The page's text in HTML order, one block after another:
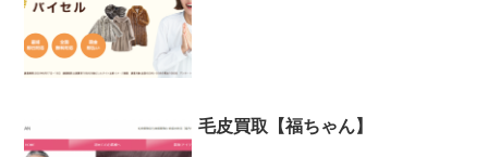
毛皮買取【福ちゃん】